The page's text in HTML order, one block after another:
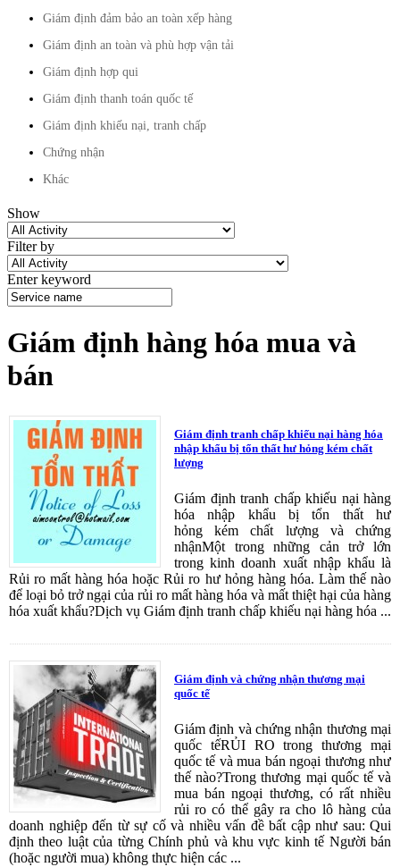
Giám định đảm bảo an toàn xếp hàng
Giám định an toàn và phù hợp vận tải
Giám định hợp qui
Giám định thanh toán quốc tế
Giám định khiếu nại, tranh chấp
Chứng nhận
Khác
Show
Filter by
Enter keyword
Giám định hàng hóa mua và
bán
Giám định tranh chấp khiếu nại hàng hóa
nhập khẩu bị tổn thất hư hỏng kém chất
lượng
Giám định tranh chấp khiếu nại hàng
hóa nhập khẩu bị tổn thất hư
hỏng kém chất lượng và chứng
nhậnMột trong những cản trở lớn
trong kinh doanh xuất nhập khẩu là
Rủi ro mất hàng hóa hoặc Rủi ro hư hỏng hàng hóa. Làm thế nào
để loại bỏ trở ngại của rủi ro mất hàng hóa và mất thiệt hại của hàng
hóa xuất khẩu?Dịch vụ Giám định tranh chấp khiếu nại hàng hóa ...
Giám định và chứng nhận thương mại
quốc tế
Giám định và chứng nhận thương mại
quốc tếRỦI RO trong thương mại
quốc tế và mua bán ngoại thương như
thế nào?Trong thương mại quốc tế và
mua bán ngoại thương, có rất nhiều
rủi ro có thể gây ra cho lô hàng của
doanh nghiệp đến từ sự cố và nhiều vấn đề bất cập như sau: Qui
định theo luật của từng Chính phủ và khu vực kinh tế Người bán
(hoặc người mua) không thực hiện các ...